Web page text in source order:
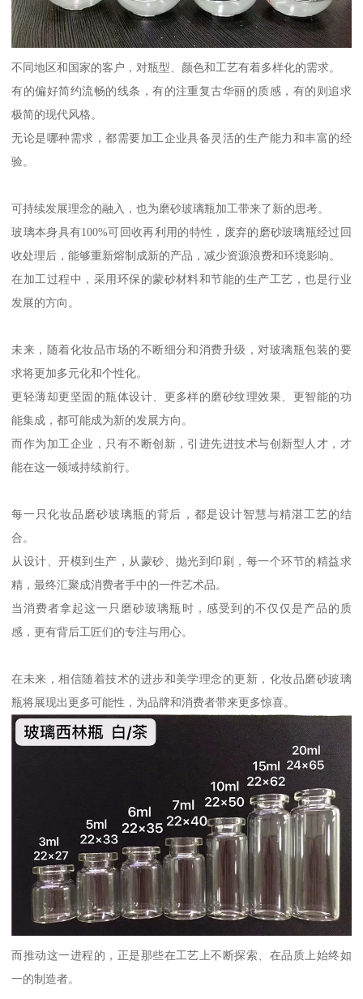
不同地区和国家的客户，对瓶型、颜色和工艺有着多样化的需求。
有的偏好简约流畅的线条，有的注重复古华丽的质感，有的则追求
极简的现代风格。
无论是哪种需求，都需要加工企业具备灵活的生产能力和丰富的经
验。
可持续发展理念的融入，也为磨砂玻璃瓶加工带来了新的思考。
玻璃本身具有100%可回收再利用的特性，废弃的磨砂玻璃瓶经过回
收处理后，能够重新熔制成新的产品，减少资源浪费和环境影响。
在加工过程中，采用环保的蒙砂材料和节能的生产工艺，也是行业
发展的方向。
未来，随着化妆品市场的不断细分和消费升级，对玻璃瓶包装的要
求将更加多元化和个性化。
更轻薄却更坚固的瓶体设计、更多样的磨砂纹理效果、更智能的功
能集成，都可能成为新的发展方向。
而作为加工企业，只有不断创新，引进先进技术与创新型人才，才
能在这一领域持续前行。
每一只化妆品磨砂玻璃瓶的背后，都是设计智慧与精湛工艺的结
合。
从设计、开模到生产，从蒙砂、抛光到印刷，每一个环节的精益求
精，最终汇聚成消费者手中的一件艺术品。
当消费者拿起这一只磨砂玻璃瓶时，感受到的不仅仅是产品的质
感，更有背后工匠们的专注与用心。
在未来，相信随着技术的进步和美学理念的更新，化妆品磨砂玻璃
瓶将展现出更多可能性，为品牌和消费者带来更多惊喜。
而推动这一进程的，正是那些在工艺上不断探索、在品质上始终如
一的制造者。